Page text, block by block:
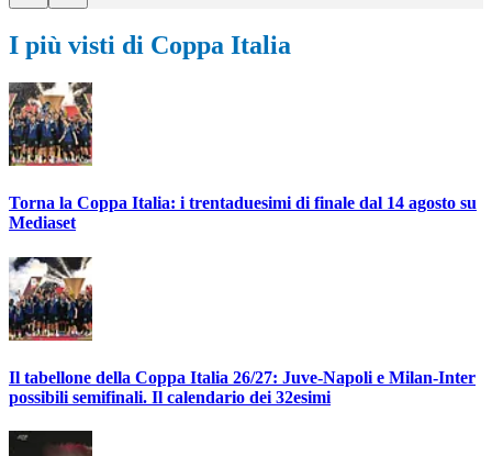
I più visti di Coppa Italia
Torna la Coppa Italia: i trentaduesimi di finale dal 14 agosto su
Mediaset
Il tabellone della Coppa Italia 26/27: Juve-Napoli e Milan-Inter
possibili semifinali. Il calendario dei 32esimi